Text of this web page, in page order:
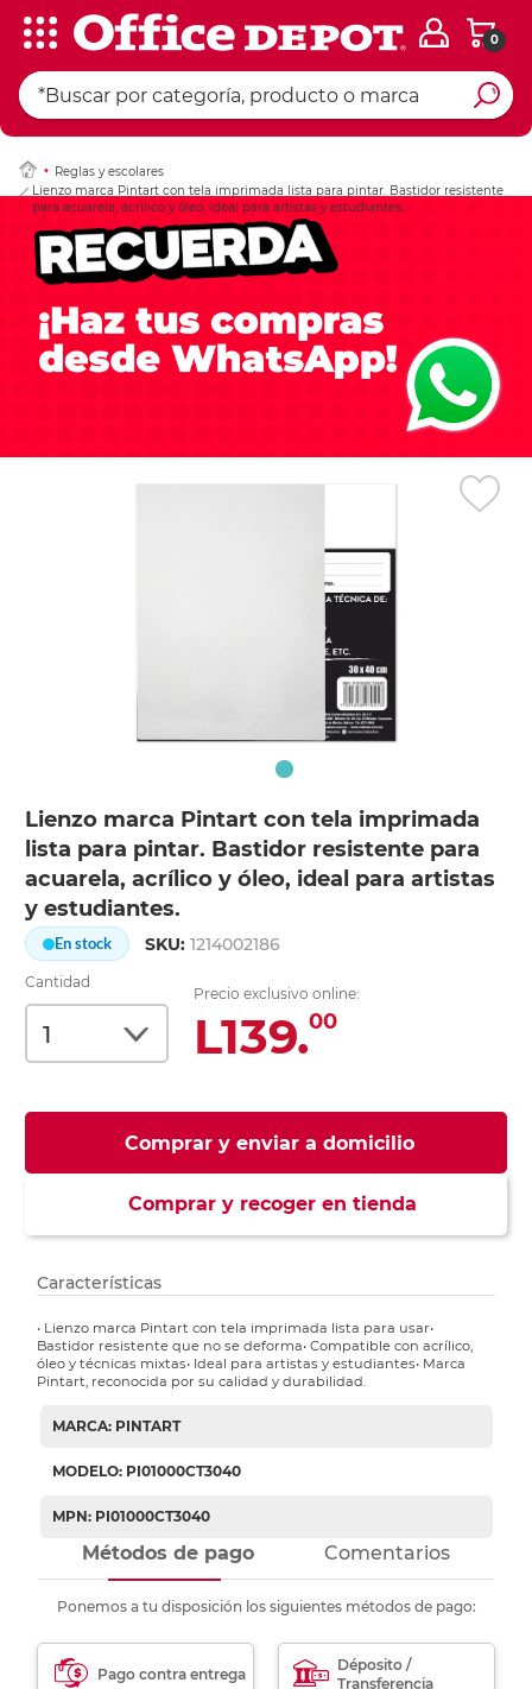
0
Reglas y escolares
Lienzo marca Pintart con tela imprimada lista para pintar. Bastidor resistente
para acuarela, acrílico y óleo, ideal para artistas y estudiantes.
Lienzo marca Pintart con tela imprimada
lista para pintar. Bastidor resistente para
acuarela, acrílico y óleo, ideal para artistas
y estudiantes.
En stock SKU:1214002186
Cantidad
Precio exclusivo online:
L139.00
Comprar y enviar a domicilio
Comprar y recoger en tienda
Ingresar Codigo
Características
• Lienzo marca Pintart con tela imprimada lista para usar•
Bastidor resistente que no se deforma• Compatible con acrílico,
óleo y técnicas mixtas• Ideal para artistas y estudiantes• Marca
Pintart, reconocida por su calidad y durabilidad.
MARCA: PINTART
MODELO: PI01000CT3040
MPN: PI01000CT3040
Métodos de pago Comentarios
Ponemos a tu disposición los siguientes métodos de pago:
Pago contra entrega
Déposito /
Transferencia